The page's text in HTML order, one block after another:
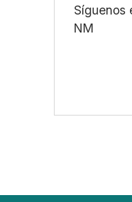
Síguenos
NM